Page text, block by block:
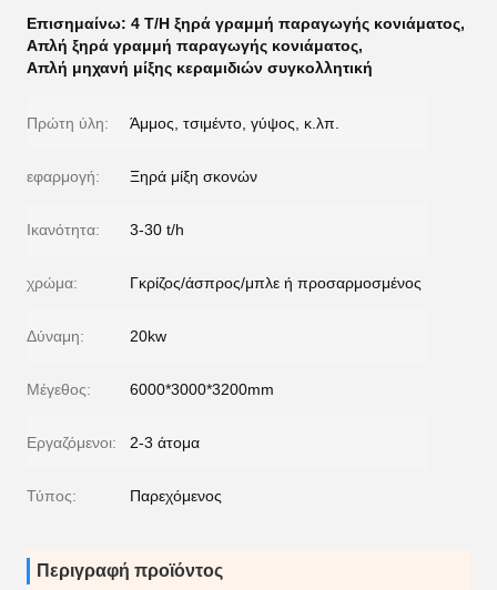
Επισημαίνω: 4 T/H ξηρά γραμμή παραγωγής κονιάματος,
Απλή ξηρά γραμμή παραγωγής κονιάματος,
Απλή μηχανή μίξης κεραμιδιών συγκολλητική
Πρώτη ύλη: Άμμος, τσιμέντο, γύψος, κ.λπ.
εφαρμογή: Ξηρά μίξη σκονών
Ικανότητα: 3-30 t/h
χρώμα: Γκρίζος/άσπρος/μπλε ή προσαρμοσμένος
Δύναμη: 20kw
Μέγεθος: 6000*3000*3200mm
Εργαζόμενοι: 2-3 άτομα
Τύπος: Παρεχόμενος
Περιγραφή προϊόντος